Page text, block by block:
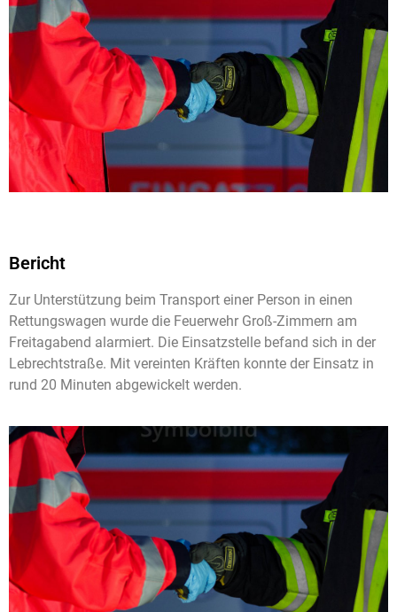
Bericht
Zur Unterstützung beim Transport einer Person in einen
Rettungswagen wurde die Feuerwehr Groß-Zimmern am
Freitagabend alarmiert. Die Einsatzstelle befand sich in der
Lebrechtstraße. Mit vereinten Kräften konnte der Einsatz in
rund 20 Minuten abgewickelt werden.